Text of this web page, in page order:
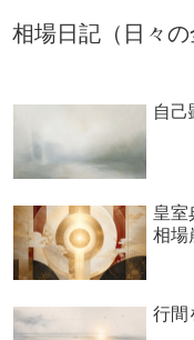
相場日記（日々の
自己
皇室
相場
行間